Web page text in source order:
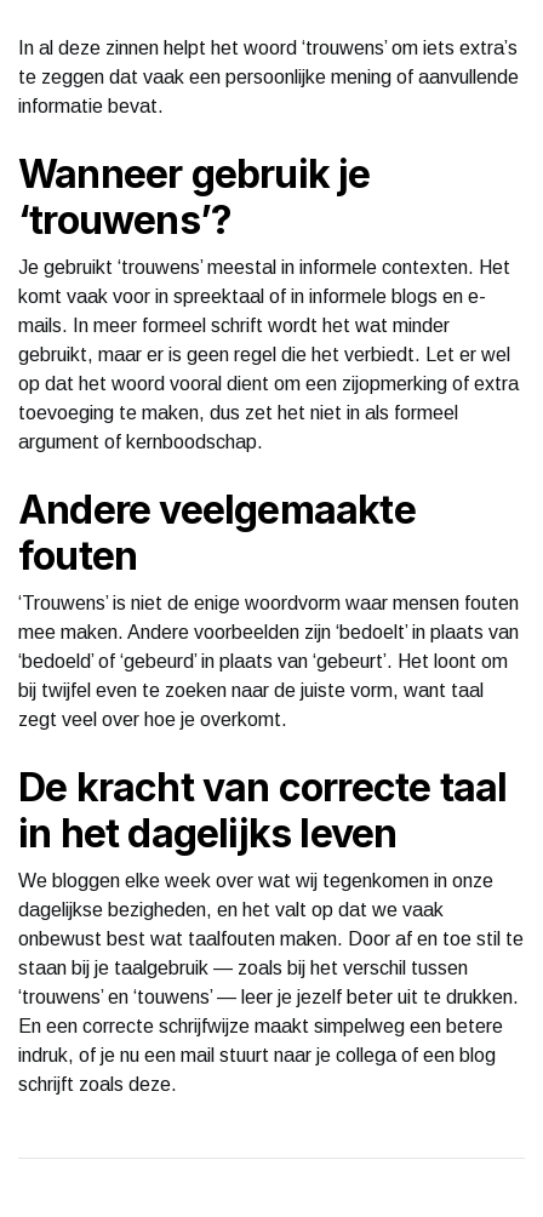
In al deze zinnen helpt het woord ‘trouwens’ om iets extra’s
te zeggen dat vaak een persoonlijke mening of aanvullende
informatie bevat.
Wanneer gebruik je
‘trouwens’?
Je gebruikt ‘trouwens’ meestal in informele contexten. Het
komt vaak voor in spreektaal of in informele blogs en e-
mails. In meer formeel schrift wordt het wat minder
gebruikt, maar er is geen regel die het verbiedt. Let er wel
op dat het woord vooral dient om een zijopmerking of extra
toevoeging te maken, dus zet het niet in als formeel
argument of kernboodschap.
Andere veelgemaakte
fouten
‘Trouwens’ is niet de enige woordvorm waar mensen fouten
mee maken. Andere voorbeelden zijn ‘bedoelt’ in plaats van
‘bedoeld’ of ‘gebeurd’ in plaats van ‘gebeurt’. Het loont om
bij twijfel even te zoeken naar de juiste vorm, want taal
zegt veel over hoe je overkomt.
De kracht van correcte taal
in het dagelijks leven
We bloggen elke week over wat wij tegenkomen in onze
dagelijkse bezigheden, en het valt op dat we vaak
onbewust best wat taalfouten maken. Door af en toe stil te
staan bij je taalgebruik — zoals bij het verschil tussen
‘trouwens’ en ‘touwens’ — leer je jezelf beter uit te drukken.
En een correcte schrijfwijze maakt simpelweg een betere
indruk, of je nu een mail stuurt naar je collega of een blog
schrijft zoals deze.